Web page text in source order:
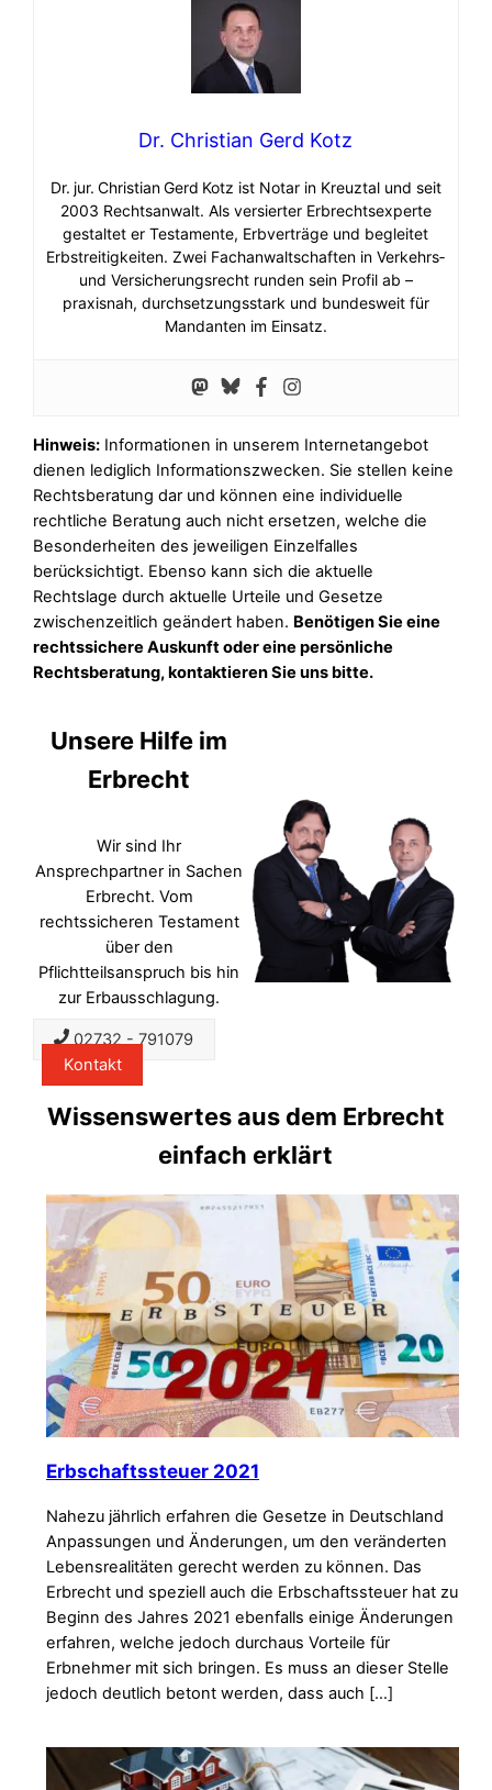
Dr. Christian Gerd Kotz
Dr. jur. Christian Gerd Kotz ist Notar in Kreuztal und seit
2003 Rechtsanwalt. Als versierter Erbrechtsexperte
gestaltet er Testamente, Erbverträge und begleitet
Erbstreitigkeiten. Zwei Fachanwaltschaften in Verkehrs‑
und Versicherungsrecht runden sein Profil ab –
praxisnah, durchsetzungsstark und bundesweit für
Mandanten im Einsatz.
Hinweis:Informationen in unserem Internetangebot
dienen lediglich Informationszwecken. Sie stellen keine
Rechtsberatung dar und können eine individuelle
rechtliche Beratung auch nicht ersetzen, welche die
Besonderheiten des jeweiligen Einzelfalles
berücksichtigt. Ebenso kann sich die aktuelle
Rechtslage durch aktuelle Urteile und Gesetze
zwischenzeitlich geändert haben. Benötigen Sie eine
rechtssichere Auskunft oder eine persönliche
Rechtsberatung, kontaktieren Sie uns bitte.
Unsere Hilfe im
Erbrecht
Wir sind Ihr
Ansprechpartner in Sachen
Erbrecht. Vom
rechtssicheren Testament
über den
Pflichtteilsanspruch bis hin
zur Erbausschlagung.
02732 - 791079
Kontakt
Wissenswertes aus dem Erbrecht
einfach erklärt
Erbschaftssteuer 2021
Nahezu jährlich erfahren die Gesetze in Deutschland
Anpassungen und Änderungen, um den veränderten
Lebensrealitäten gerecht werden zu können. Das
Erbrecht und speziell auch die Erbschaftssteuer hat zu
Beginn des Jahres 2021 ebenfalls einige Änderungen
erfahren, welche jedoch durchaus Vorteile für
Erbnehmer mit sich bringen. Es muss an dieser Stelle
jedoch deutlich betont werden, dass auch […]